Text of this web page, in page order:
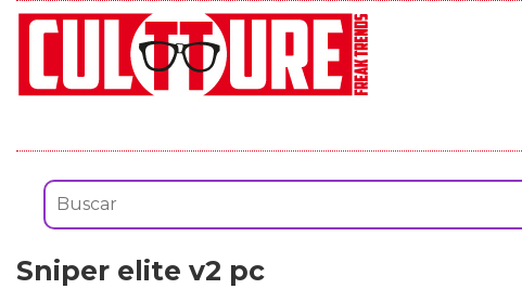
Sniper elite v2 pc